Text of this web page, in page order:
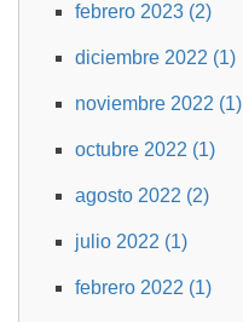
febrero 2023 (2)
diciembre 2022 (1)
noviembre 2022 (1)
octubre 2022 (1)
agosto 2022 (2)
julio 2022 (1)
febrero 2022 (1)